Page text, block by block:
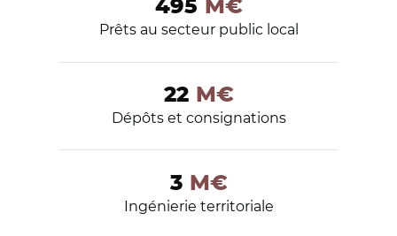
495 M€
Prêts au secteur public local
22 M€
Dépôts et consignations
3 M€
Ingénierie territoriale